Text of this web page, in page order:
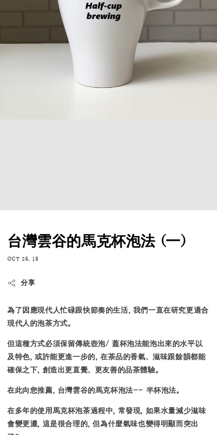
台灣雲谷的馬克杯泡法 (一)
OCT 28, 18
分享
為了因應現代人忙碌跟快節奏的生活, 我們一直在研究更適合
現代人的泡茶方式。
但這種方式必須保留傳統壺泡/ 蓋杯泡法能泡出來的水平以
及特色, 或許能更進一步的, 在茶品的香氣、滋味跟餘韻都能
確保之下, 創造出更直覺、更友善的品茶體驗。
在此向您推薦, 台灣雲谷的馬克杯泡法-- 半杯泡法。
在多年的使用馬克杯泡茶過程中, 常發現, 如果水量減少滋味
會變更濃, 這是很合理的, 但為什麼氣味也變得明顯而突出